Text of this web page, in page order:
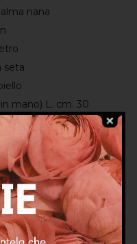
nana
seta
mano) L. cm. 30
arrivi
coffe siciliane, fashion bag